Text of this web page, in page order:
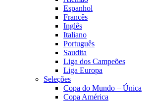
Espanhol
Francês
Inglês
Italiano
Português
Saudita
Liga dos Campeões
Liga Europa
Seleções
Copa do Mundo – Única
Copa América